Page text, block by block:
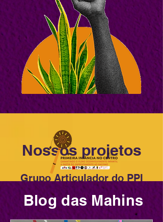
Nossos projetos
Grupo Articulador do PPI
(Primeira Infância no Centro)
Blog das Mahins